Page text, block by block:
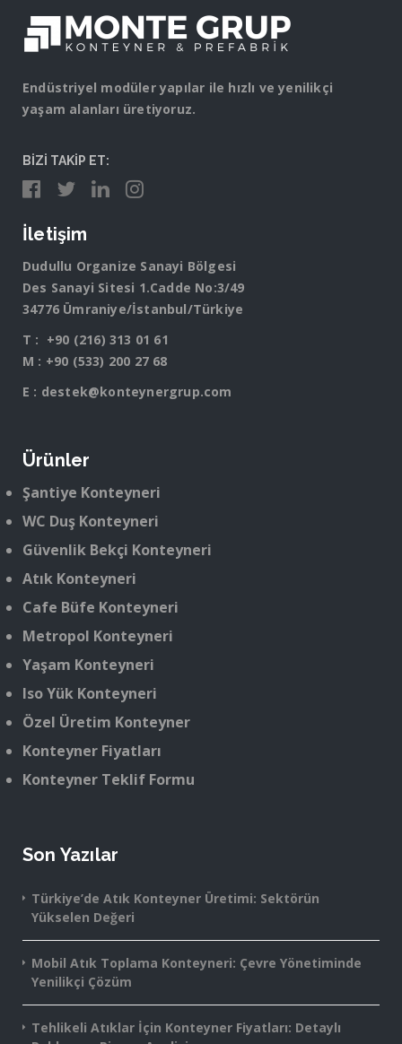
Endüstriyel modüler yapılar ile hızlı ve yenilikçi
yaşam alanları üretiyoruz.
BİZİ TAKİP ET:
İletişim
Dudullu Organize Sanayi Bölgesi
Des Sanayi Sitesi 1.Cadde No:3/49
34776 Ümraniye/İstanbul/Türkiye
T : +90 (216) 313 01 61
M : +90 (533) 200 27 68
E : destek@konteynergrup.com
Ürünler
Şantiye Konteyneri
WC Duş Konteyneri
Güvenlik Bekçi Konteyneri
Atık Konteyneri
Cafe Büfe Konteyneri
Metropol Konteyneri
Yaşam Konteyneri
Iso Yük Konteyneri
Özel Üretim Konteyner
Konteyner Fiyatları
Konteyner Teklif Formu
Son Yazılar
Türkiye’de Atık Konteyner Üretimi: Sektörün
Yükselen Değeri
Mobil Atık Toplama Konteyneri: Çevre Yönetiminde
Yenilikçi Çözüm
Tehlikeli Atıklar İçin Konteyner Fiyatları: Detaylı